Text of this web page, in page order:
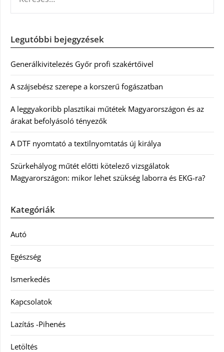
Legutóbbi bejegyzések
Generálkivitelezés Győr profi szakértőivel
A szájsebész szerepe a korszerű fogászatban
A leggyakoribb plasztikai műtétek Magyarországon és az
árakat befolyásoló tényezők
A DTF nyomtató a textilnyomtatás új királya
Szürkehályog műtét előtti kötelező vizsgálatok
Magyarországon: mikor lehet szükség laborra és EKG-ra?
Kategóriák
Autó
Egészség
Ismerkedés
Kapcsolatok
Lazítás -Pihenés
Letöltés